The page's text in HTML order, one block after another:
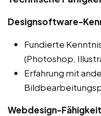
Designsoftware-
Fundierte
(Photoshop,
Erfahrung mit
Webdesign-